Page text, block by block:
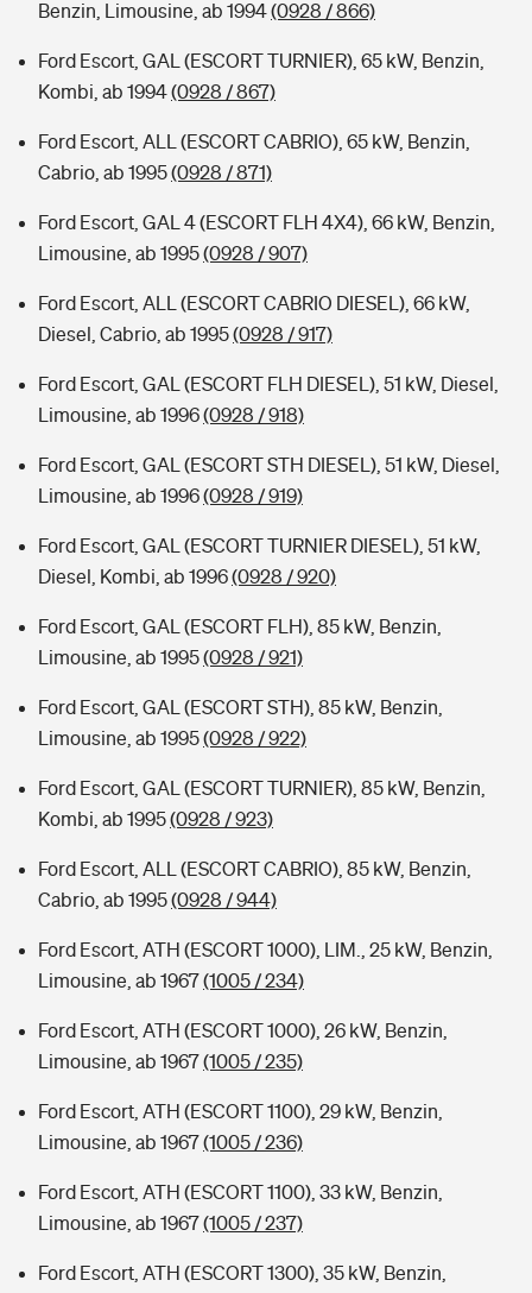
Benzin, Limousine, ab 1994(0928 / 866)
Ford Escort, GAL (ESCORT TURNIER), 65 kW, Benzin,
Kombi, ab 1994(0928 / 867)
Ford Escort, ALL (ESCORT CABRIO), 65 kW, Benzin,
Cabrio, ab 1995(0928 / 871)
Ford Escort, GAL 4 (ESCORT FLH 4X4), 66 kW, Benzin,
Limousine, ab 1995(0928 / 907)
Ford Escort, ALL (ESCORT CABRIO DIESEL), 66 kW,
Diesel, Cabrio, ab 1995(0928 / 917)
Ford Escort, GAL (ESCORT FLH DIESEL), 51 kW, Diesel,
Limousine, ab 1996(0928 / 918)
Ford Escort, GAL (ESCORT STH DIESEL), 51 kW, Diesel,
Limousine, ab 1996(0928 / 919)
Ford Escort, GAL (ESCORT TURNIER DIESEL), 51 kW,
Diesel, Kombi, ab 1996(0928 / 920)
Ford Escort, GAL (ESCORT FLH), 85 kW, Benzin,
Limousine, ab 1995(0928 / 921)
Ford Escort, GAL (ESCORT STH), 85 kW, Benzin,
Limousine, ab 1995(0928 / 922)
Ford Escort, GAL (ESCORT TURNIER), 85 kW, Benzin,
Kombi, ab 1995(0928 / 923)
Ford Escort, ALL (ESCORT CABRIO), 85 kW, Benzin,
Cabrio, ab 1995(0928 / 944)
Ford Escort, ATH (ESCORT 1000), LIM., 25 kW, Benzin,
Limousine, ab 1967(1005 / 234)
Ford Escort, ATH (ESCORT 1000), 26 kW, Benzin,
Limousine, ab 1967(1005 / 235)
Ford Escort, ATH (ESCORT 1100), 29 kW, Benzin,
Limousine, ab 1967(1005 / 236)
Ford Escort, ATH (ESCORT 1100), 33 kW, Benzin,
Limousine, ab 1967(1005 / 237)
Ford Escort, ATH (ESCORT 1300), 35 kW, Benzin,